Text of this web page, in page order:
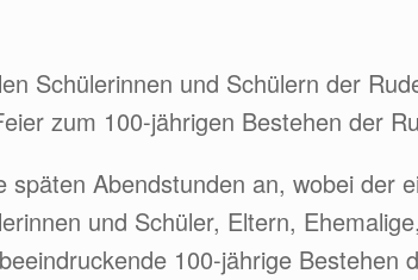
Schülerinnen und Schülern der
zum 100-jährigen Bestehen der
Abendstunden an, wobei der
und Schüler, Eltern,
100-jährige Bestehen